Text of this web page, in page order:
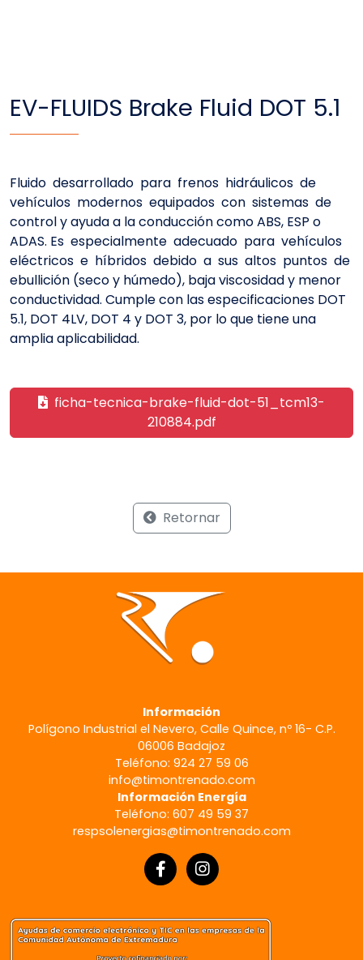
EV-FLUIDS Brake Fluid DOT 5.1
Fluido desarrollado para frenos hidráulicos de
vehículos modernos equipados con sistemas de
control y ayuda a la conducción como ABS, ESP o
ADAS. Es especialmente adecuado para vehículos
eléctricos e híbridos debido a sus altos puntos de
ebullición (seco y húmedo), baja viscosidad y menor
conductividad. Cumple con las especificaciones DOT
5.1, DOT 4LV, DOT 4 y DOT 3, por lo que tiene una
amplia aplicabilidad.
ficha-tecnica-brake-fluid-dot-51_tcm13-
210884.pdf
Retornar
Información
Polígono Industrial el Nevero, Calle Quince, nº 16- C.P.
06006 Badajoz
Teléfono: 924 27 59 06
info@timontrenado.com
Información Energía
Teléfono: 607 49 59 37
respsolenergias@timontrenado.com